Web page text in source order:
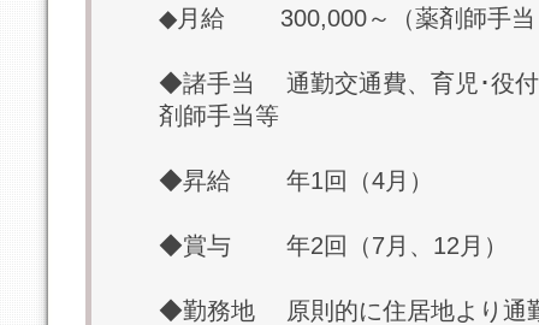
◆月給 300,000～（薬剤師手当
◆諸手当 通勤交通費、育児･役付
剤師手当等
◆昇給 年1回（4月）
◆賞与 年2回（7月、12月）
◆勤務地 原則的に住居地より通